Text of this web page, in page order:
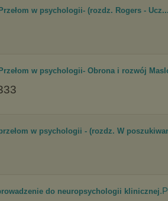
w psychologii- (rozdz. Rogers -
w psychologii- Obrona i rozwój
w psychologii - (rozdz. W
do neuropsychologii klinicznej